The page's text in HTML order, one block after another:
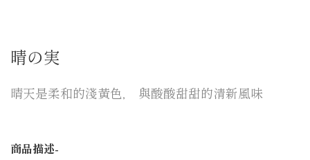
晴の実
晴天是柔和的淺黃色， 與酸酸甜甜的清新風味
商品描述-